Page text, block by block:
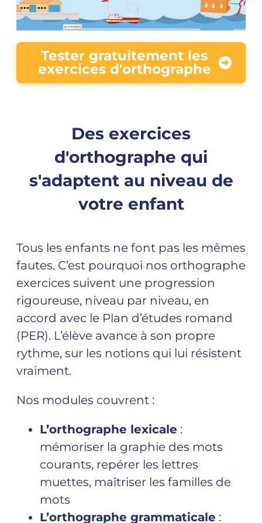
Tester gratuitement les
exercices d'orthographe
Des exercices
d'orthographe qui
s'adaptent au niveau de
votre enfant
Tous les enfants ne font pas les mêmes
fautes. C’est pourquoi nos orthographe
exercices suivent une progression
rigoureuse, niveau par niveau, en
accord avec le Plan d’études romand
(PER). L’élève avance à son propre
rythme, sur les notions qui lui résistent
vraiment.
Nos modules couvrent :
L’orthographe lexicale :
mémoriser la graphie des mots
courants, repérer les lettres
muettes, maîtriser les familles de
mots
L’orthographe grammaticale :